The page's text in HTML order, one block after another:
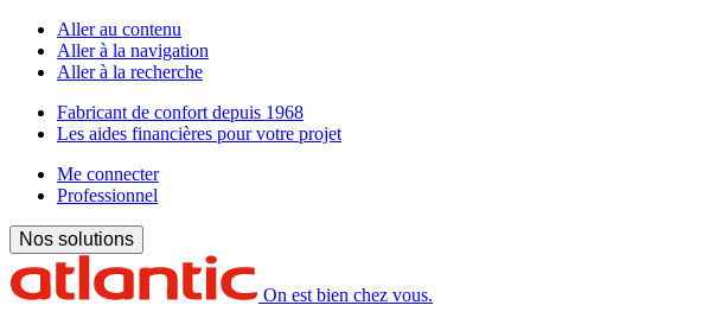
Aller au contenu
Aller à la navigation
Aller à la recherche
Fabricant de confort depuis 1968
Les aides financières pour votre projet
Me connecter
Professionnel
Nos solutions
On est bien chez vous.